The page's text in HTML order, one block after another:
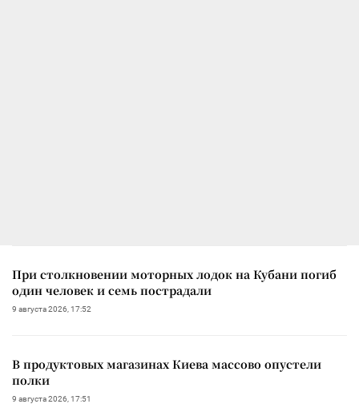
При столкновении моторных лодок на Кубани погиб
один человек и семь пострадали
9 августа 2026, 17:52
В продуктовых магазинах Киева массово опустели
полки
9 августа 2026, 17:51